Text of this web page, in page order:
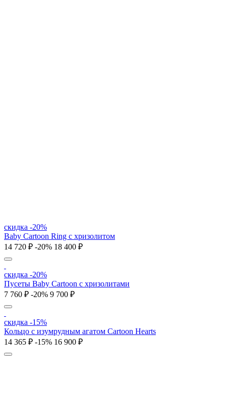
скидка -20%
Baby Cartoon Ring с хризолитом
14 720 ₽ -20% 18 400 ₽
скидка -20%
Пусеты Baby Cartoon с хризолитами
7 760 ₽ -20% 9 700 ₽
скидка -15%
Кольцо c изумрудным агатом Cartoon Hearts
14 365 ₽ -15% 16 900 ₽